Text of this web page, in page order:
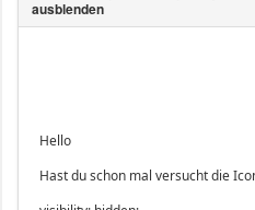
Hello
Hast du schon mal versucht die